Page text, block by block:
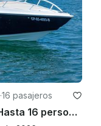
·16 pasajeros
Alquiler de barcos de 38 pies | Hasta 16 personas | Cruceros por las islas | Cruceros nocturnos